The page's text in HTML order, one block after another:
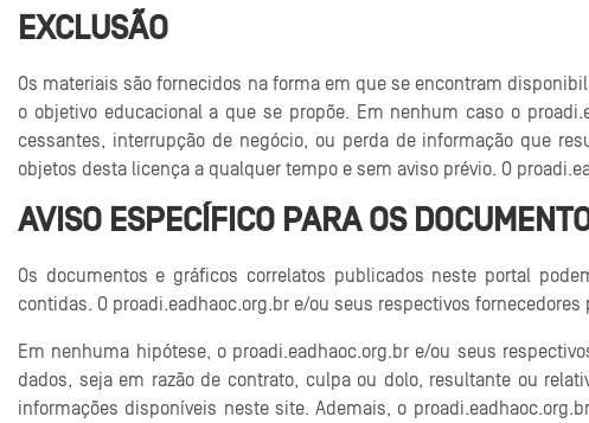
EXCLUSÃO
Os materiais são fornecidos na forma em que se encontram
o objetivo educacional a que se propõe. Em nenhum caso o
cessantes, interrupção de negócio, ou perda de informação que
objetos desta licença a qualquer tempo e sem aviso prévio. O
AVISO ESPECÍFICO PARA OS
Os documentos e gráficos correlatos publicados neste portal
contidas. O proadi.eadhaoc.org.br e/ou seus respectivos
Em nenhuma hipótese, o proadi.eadhaoc.org.br e/ou seus
dados, seja em razão de contrato, culpa ou dolo, resultante ou
informações disponíveis neste site. Ademais, o